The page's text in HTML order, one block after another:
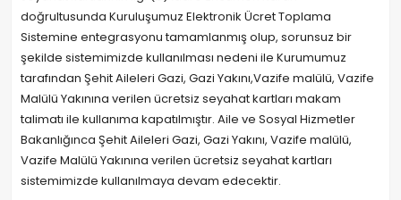
doğrultusunda Kuruluşumuz Elektronik Ücret Toplama
Sistemine entegrasyonu tamamlanmış olup, sorunsuz bir
şekilde sistemimizde kullanılması nedeni ile Kurumumuz
tarafından Şehit Aileleri Gazi, Gazi Yakını,Vazife malülü, Vazife
Malülü Yakınına verilen ücretsiz seyahat kartları makam
talimatı ile kullanıma kapatılmıştır. Aile ve Sosyal Hizmetler
Bakanlığınca Şehit Aileleri Gazi, Gazi Yakını, Vazife malülü,
Vazife Malülü Yakınına verilen ücretsiz seyahat kartları
sistemimizde kullanılmaya devam edecektir.